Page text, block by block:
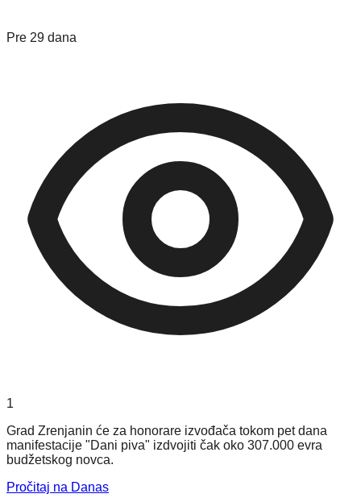
Pre 29 dana
1
Grad Zrenjanin će za honorare izvođača tokom pet dana
manifestacije "Dani piva" izdvojiti čak oko 307.000 evra
budžetskog novca.
Pročitaj na Danas